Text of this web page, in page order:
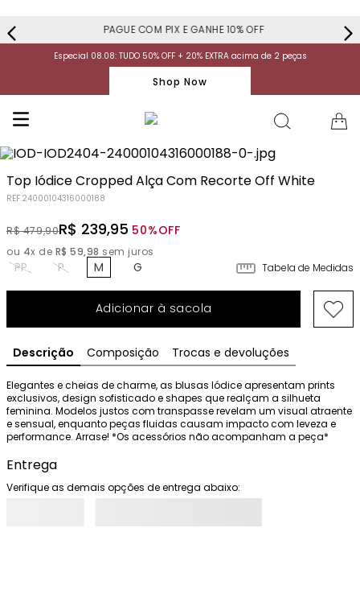
PAGUE COM PIX E GANHE 10% OFF
Especial 08.08: TUDO 50% OFF + 20% EXTRA acima de 2 peças
Shop Now
Top Iódice Cropped Alça Com Recorte Off White
REF.24000104316000188
R$ 479,90R$ 239,95 50%OFF
ou 4x de R$ 59,98 sem juros
PP P M G Tabela de Medidas
Adicionar à sacola
Descrição Composição Trocas e devoluções
Elegantes e cheias de charme, as blusas Iódice apresentam prints
exclusivos, design sofisticado e shapes que realçam a silhueta
feminina. Modelos justos com transpasse revelam um visual atraente
e sensual, enquanto peças fluidas causam impacto com leveza e
performance. Arrase! *Os acessórios não acompanham a peça*
Entrega
Verifique as demais opções de entrega abaixo: